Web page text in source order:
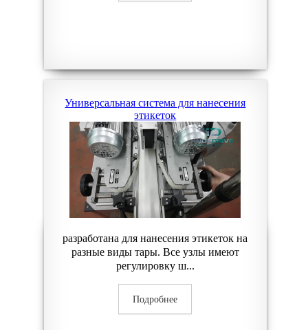
Универсальная система для нанесения
этикеток
разработана для нанесения этикеток на
разные виды тары. Все узлы имеют
регулировку ш...
Подробнее